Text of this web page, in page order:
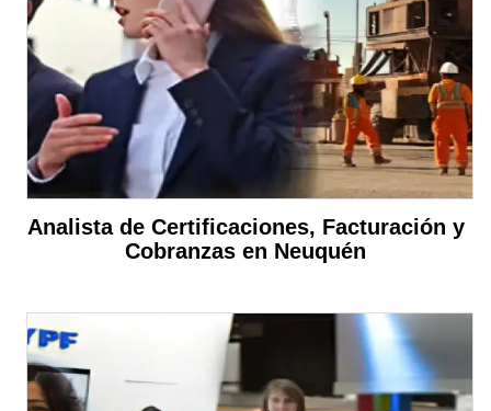
Analista de Certificaciones, Facturación y
Cobranzas en Neuquén